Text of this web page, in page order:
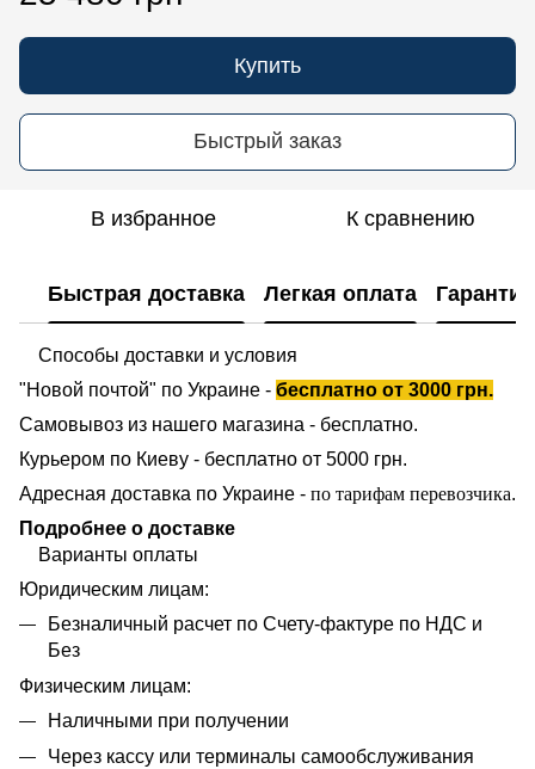
Купить
Быстрый заказ
В избранное К сравнению
Быстрая доставка Легкая оплата Гарантия
Способы доставки и условия
"Новой почтой" по Украине - бесплатно от 3000 грн.
Самовывоз из нашего магазина - бесплатно.
Курьером по Киеву - бесплатно от 5000 грн.
Адресная доставка по Украине - по тарифам перевозчика.
Подробнее о доставке
Варианты оплаты
Юридическим лицам:
Безналичный расчет по Счету-фактуре по НДС и
Без
Физическим лицам:
Наличными при получении
Через кассу или терминалы самообслуживания